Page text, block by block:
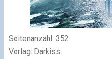
Seitenanzahl: 352
Verlag: Darkiss